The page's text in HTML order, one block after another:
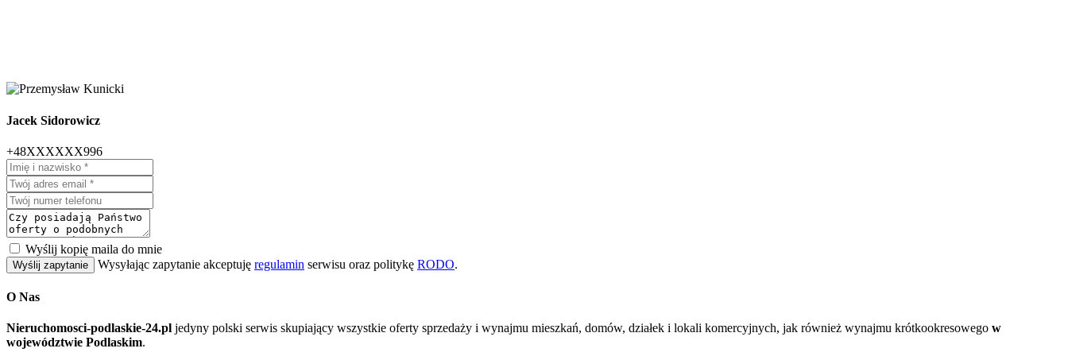
Jacek Sidorowicz
+48XXXXXX996
Wyślij kopię maila do mnie
Wyślij zapytanie Wysyłając zapytanie akceptuję regulamin serwisu oraz politykę RODO.
O Nas
Nieruchomosci-podlaskie-24.pl jedyny polski serwis skupiający wszystkie oferty sprzedaży i wynajmu mieszkań, domów, działek i lokali komercyjnych, jak również wynajmu krótkookresowego w
województwie Podlaskim.